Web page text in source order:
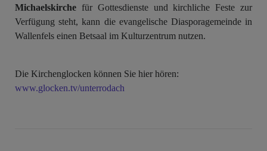
Michaelskirche für Gottesdienste und kirchliche Feste zur
Verfügung steht, kann die evangelische Diasporagemeinde in
Wallenfels einen Betsaal im Kulturzentrum nutzen.
Die Kirchenglocken können Sie hier hören:
www.glocken.tv/unterrodach